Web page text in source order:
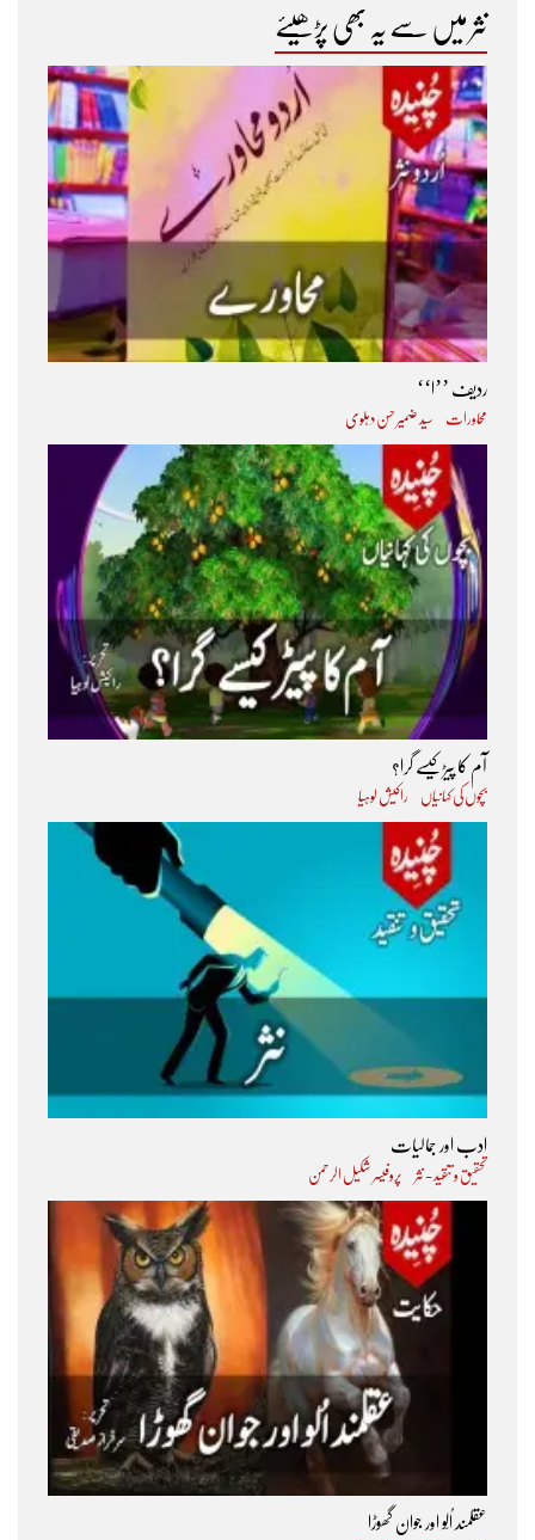
نثر میں سے یہ بھی پڑھیئے
ردیف ’’ا‘‘
محاورات سید ضمیر حسن دہلوی
آم کا پیڑ کیسے گرا؟
بچوں کی کہانیاں راکیش لوہیا
ادب اور جمالیات
تحقیق و تنقید - نثر پروفیسر شکیل الرحمن
عقلمند اُلّو اور جوان گھوڑا